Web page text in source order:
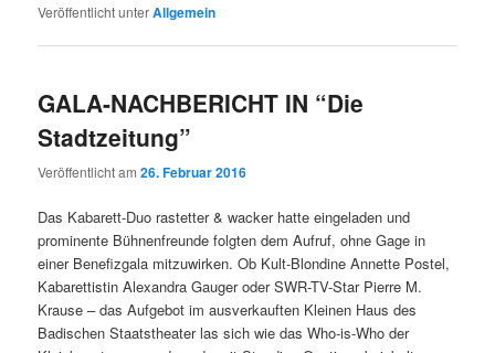
Veröffentlicht unterAllgemein
GALA-NACHBERICHT IN “Die
Stadtzeitung”
Veröffentlicht am26. Februar 2016
Das Kabarett-Duo rastetter & wacker hatte eingeladen und
prominente Bühnenfreunde folgten dem Aufruf, ohne Gage in
einer Benefizgala mitzuwirken. Ob Kult-Blondine Annette Postel,
Kabarettistin Alexandra Gauger oder SWR-TV-Star Pierre M.
Krause – das Aufgebot im ausverkauften Kleinen Haus des
Badischen Staatstheater las sich wie das Who-is-Who der